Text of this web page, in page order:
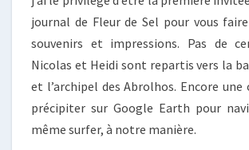
journal de Fleur de Sel pour vous
souvenirs et impressions. Pas de
Nicolas et Heidi sont repartis vers la
et l’archipel des Abrolhos. Encore une
précipiter sur Google Earth pour
même surfer, à notre manière.